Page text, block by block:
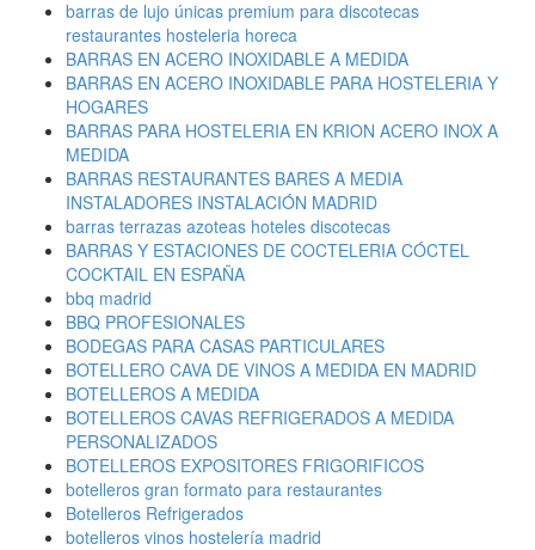
barras de lujo únicas premium para discotecas
restaurantes hosteleria horeca
BARRAS EN ACERO INOXIDABLE A MEDIDA
BARRAS EN ACERO INOXIDABLE PARA HOSTELERIA Y
HOGARES
BARRAS PARA HOSTELERIA EN KRION ACERO INOX A
MEDIDA
BARRAS RESTAURANTES BARES A MEDIA
INSTALADORES INSTALACIÓN MADRID
barras terrazas azoteas hoteles discotecas
BARRAS Y ESTACIONES DE COCTELERIA CÓCTEL
COCKTAIL EN ESPAÑA
bbq madrid
BBQ PROFESIONALES
BODEGAS PARA CASAS PARTICULARES
BOTELLERO CAVA DE VINOS A MEDIDA EN MADRID
BOTELLEROS A MEDIDA
BOTELLEROS CAVAS REFRIGERADOS A MEDIDA
PERSONALIZADOS
BOTELLEROS EXPOSITORES FRIGORIFICOS
botelleros gran formato para restaurantes
Botelleros Refrigerados
botelleros vinos hostelería madrid